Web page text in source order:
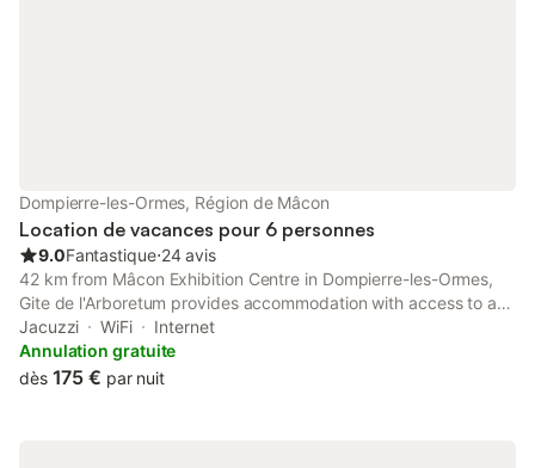
Dompierre-les-Ormes, Région de Mâcon
Location de vacances pour 6 personnes
9.0Fantastique⋅24 avis
42 km from Mâcon Exhibition Centre in Dompierre-les-Ormes,
Gite de l'Arboretum provides accommodation with access to a
sauna, hot tub and spa facilities. With garden views, this
accommodation offers a patio.
Jacuzzi WiFi
Internet
Annulation gratuite
dès 175 € par nuit